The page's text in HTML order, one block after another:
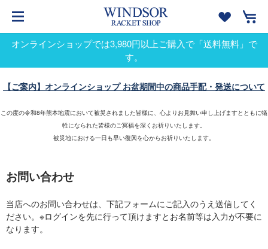
オンラインショップでは3,980円以上ご購入で「送料無料」で
す。
【ご案内】オンラインショップ お盆期間中の商品手配・発送について
この度の令和8年熊本地震において被災されました皆様に、心よりお見舞い申し上げますとともに犠
牲になられた皆様のご冥福を深くお祈りいたします。
被災地における一日も早い復興を心からお祈りいたします。
お問い合わせ
当店へのお問い合わせは、下記フォームにご記入のうえ送信してく
ださい。※ログインを先に行って頂けますとお名前等は入力が不要に
なります。